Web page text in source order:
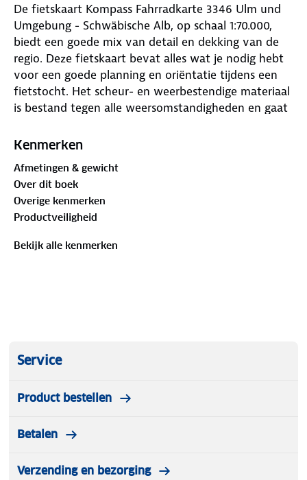
De fietskaart Kompass Fahrradkarte 3346 Ulm und
Umgebung - Schwäbische Alb, op schaal 1:70.000,
biedt een goede mix van detail en dekking van de
regio. Deze fietskaart bevat alles wat je nodig hebt
voor een goede planning en oriëntatie tijdens een
fietstocht. Het scheur- en weerbestendige materiaal
is bestand tegen alle weersomstandigheden en gaat
langeafstandsfietsroutes, hoofd- en secundaire
-symbolen. E-bike oplaadstations, fietsverhuur en -
reparatie. Symbolen voor horecagelegenheden,
treinstations, veerboten etc. Afstandsinformatie
tussen twee routepunten. Bergop of bergaf, matige
of steile helling? De hellingpijlen geven het in één
Kenmerken
Afmetingen & gewicht
Over dit boek
Overige kenmerken
Productveiligheid
Bekijk alle kenmerken
Service
Product bestellen
Betalen
Verzending en bezorging